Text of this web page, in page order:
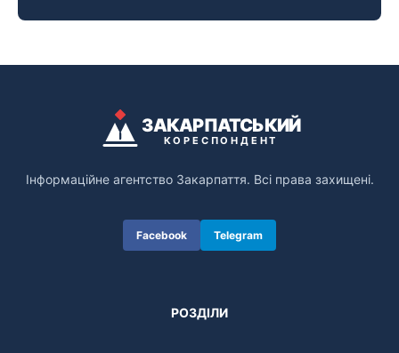
ЗАКАРПАТСЬКИЙ
КОРЕСПОНДЕНТ
Інформаційне агентство Закарпаття. Всі права захищені.
Facebook Telegram
РОЗДІЛИ